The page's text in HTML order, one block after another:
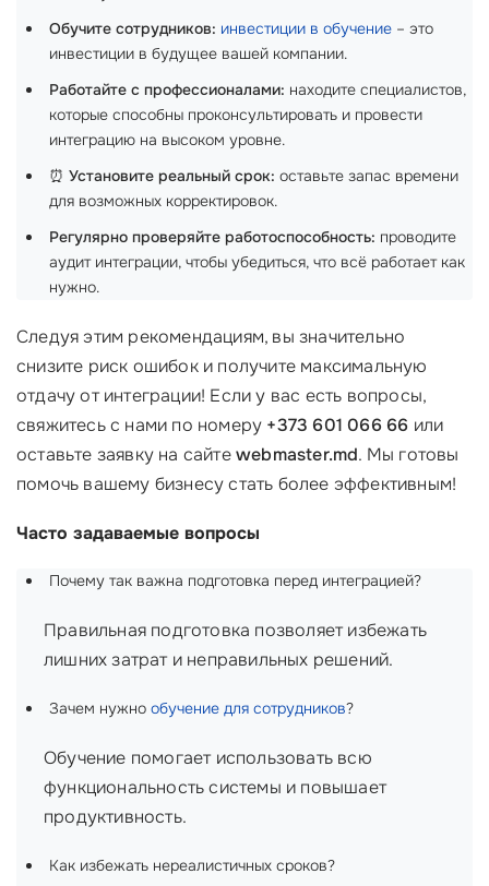
Обучите сотрудников: инвестиции в обучение – это
инвестиции в будущее вашей компании.
Работайте с профессионалами: находите специалистов,
которые способны проконсультировать и провести
интеграцию на высоком уровне.
⏰ Установите реальный срок: оставьте запас времени
для возможных корректировок.
Регулярно проверяйте работоспособность: проводите
аудит интеграции, чтобы убедиться, что всё работает как
нужно.
Следуя этим рекомендациям, вы значительно
снизите риск ошибок и получите максимальную
отдачу от интеграции! Если у вас есть вопросы,
свяжитесь с нами по номеру +373 601 066 66 или
оставьте заявку на сайтеwebmaster.md. Мы готовы
помочь вашему бизнесу стать более эффективным!
Часто задаваемые вопросы
Почему так важна подготовка перед интеграцией?
Правильная подготовка позволяет избежать
лишних затрат и неправильных решений.
Зачем нужно обучение для сотрудников?
Обучение помогает использовать всю
функциональность системы и повышает
продуктивность.
Как избежать нереалистичных сроков?